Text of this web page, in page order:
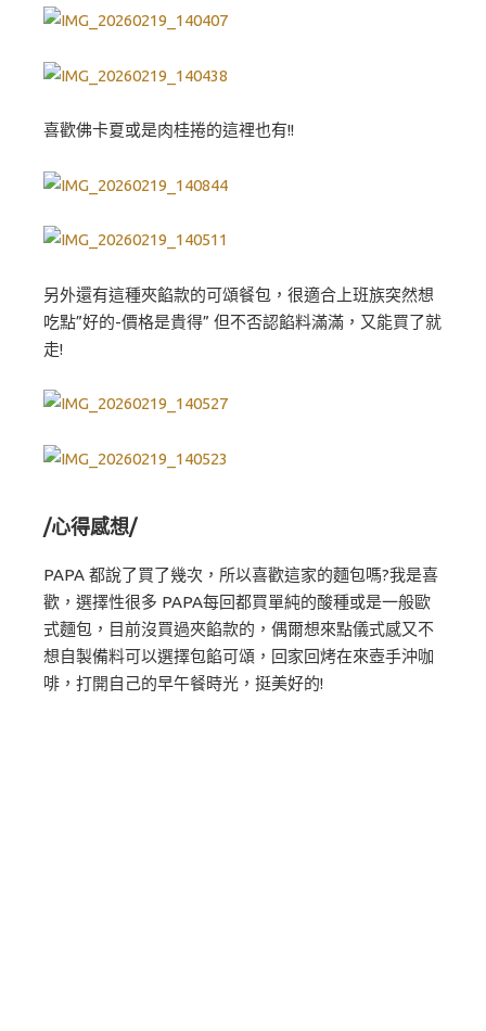
喜歡佛卡夏或是肉桂捲的這裡也有!!
另外還有這種夾餡款的可頌餐包，很適合上班族突然想
吃點”好的-價格是貴得” 但不否認餡料滿滿，又能買了就
走!
/心得感想/
PAPA 都說了買了幾次，所以喜歡這家的麵包嗎?我是喜
歡，選擇性很多 PAPA每回都買單純的酸種或是一般歐
式麵包，目前沒買過夾餡款的，偶爾想來點儀式感又不
想自製備料可以選擇包餡可頌，回家回烤在來壺手沖咖
啡，打開自己的早午餐時光，挺美好的!